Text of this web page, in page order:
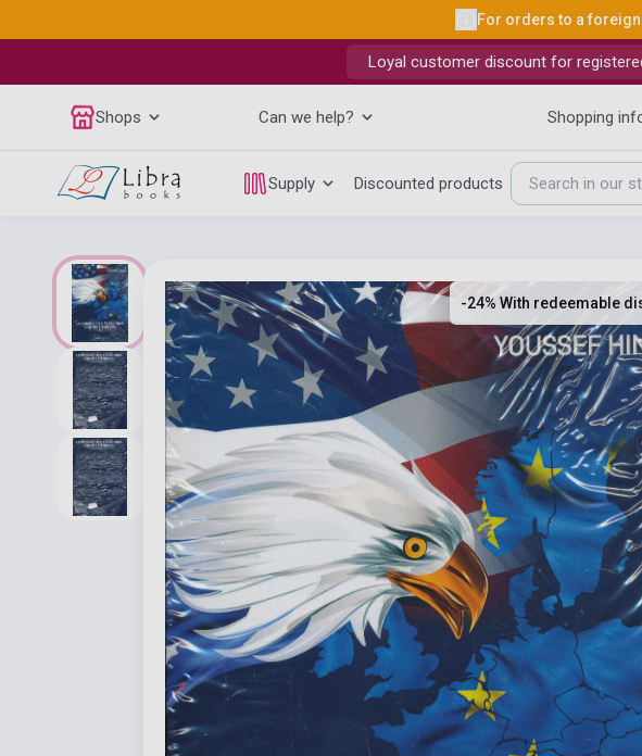
For orders to a
Loyal customer discount for
Shops Can we help? Shopping
Supply Discounted products
-24% With redeemable